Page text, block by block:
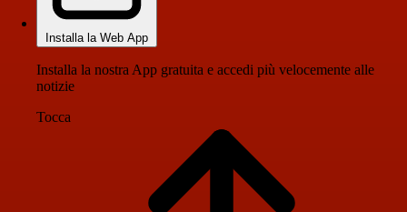
Installa la Web App
Installa la nostra App gratuita e accedi più velocemente alle
notizie
Tocca